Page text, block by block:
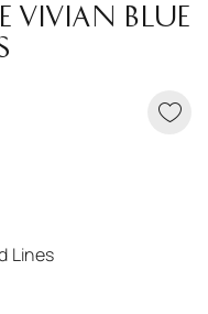
VIVIAN BLUE
Lines